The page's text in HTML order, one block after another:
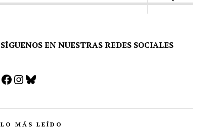
SÍGUENOS EN NUESTRAS REDES SOCIALES
Facebook
Instagram
Bluesky
LO MÁS LEÍDO